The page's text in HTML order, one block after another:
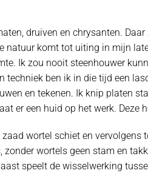
druiven en chrysanten.
natuur komt tot uiting in mijn
Ik zou nooit steenhouwer
techniek ben ik in die tijd een
en tekenen. Ik knip platen
er een huid op het werk. Deze
wortel schiet en
wortels geen stam en
speelt de wisselwerking